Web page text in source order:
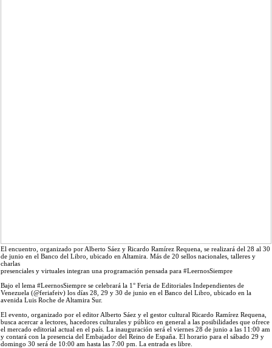
El encuentro, organizado por Alberto Sáez y Ricardo Ramírez Requena, se realizará del 28 al 30
de junio en el Banco del Libro, ubicado en Altamira. Más de 20 sellos nacionales, talleres y
charlas
presenciales y virtuales integran una programación pensada para #LeernosSiempre
Bajo el lema #LeernosSiempre se celebrará la 1° Feria de Editoriales Independientes de
Venezuela (@feriafeiv) los días 28, 29 y 30 de junio en el Banco del Libro, ubicado en la
avenida Luis Roche de Altamira Sur.
El evento, organizado por el editor Alberto Sáez y el gestor cultural Ricardo Ramírez Requena,
busca acercar a lectores, hacedores culturales y público en general a las posibilidades que ofrece
el mercado editorial actual en el país. La inauguración será el viernes 28 de junio a las 11:00 am
y contará con la presencia del Embajador del Reino de España. El horario para el sábado 29 y
domingo 30 será de 10:00 am hasta las 7:00 pm. La entrada es libre.